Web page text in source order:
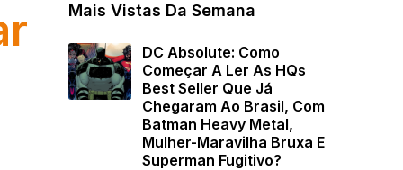
Mais Vistas Da Semana
DC Absolute: Como
Começar A Ler As HQs
Best Seller Que Já
Chegaram Ao Brasil, Com
Batman Heavy Metal,
Mulher-Maravilha Bruxa E
Superman Fugitivo?